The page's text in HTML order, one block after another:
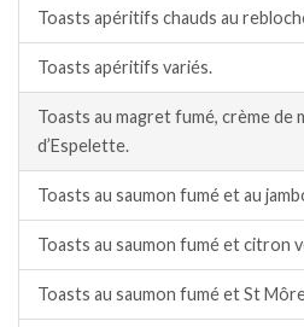
Toasts apéritifs chauds au
Toasts apéritifs variés.
Toasts au magret fumé, crème de
d’Espelette.
Toasts au saumon fumé et au
Toasts au saumon fumé et citron
Toasts au saumon fumé et St